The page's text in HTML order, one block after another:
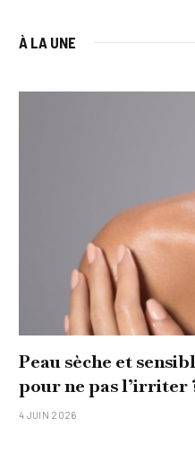
À LA UNE
Peau sèche et
pour ne pas l’irriter
4 JUIN 2026